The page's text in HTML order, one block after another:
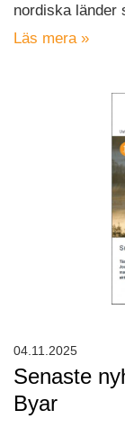
nordiska länder
Läs mera »
Senaste
Byar
04.11.2025